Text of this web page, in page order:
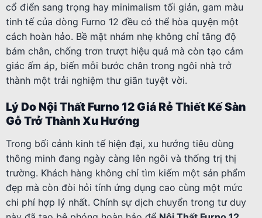
cổ điển sang trọng hay minimalism tối giản, gam màu
tinh tế của dòng Furno 12 đều có thể hòa quyện một
cách hoàn hảo. Bề mặt nhám nhẹ không chỉ tăng độ
bám chân, chống trơn trượt hiệu quả mà còn tạo cảm
giác ấm áp, biến mỗi bước chân trong ngôi nhà trở
thành một trải nghiệm thư giãn tuyệt vời.
Lý Do Nội Thất Furno 12 Giá Rẻ Thiết Kế Sàn
Gỗ Trở Thành Xu Hướng
Trong bối cảnh kinh tế hiện đại, xu hướng tiêu dùng
thông minh đang ngày càng lên ngôi và thống trị thị
trường. Khách hàng không chỉ tìm kiếm một sản phẩm
đẹp mà còn đòi hỏi tính ứng dụng cao cùng một mức
chi phí hợp lý nhất. Chính sự dịch chuyển trong tư duy